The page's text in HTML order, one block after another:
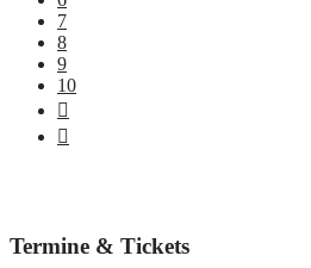
7
8
9
10
Termine & Tickets